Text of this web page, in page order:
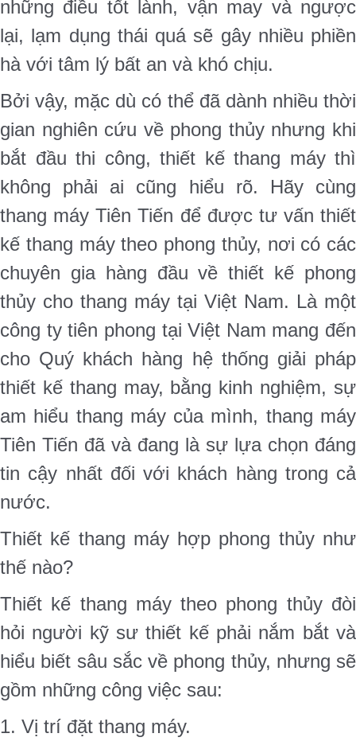
những điều tốt lành, vận may và ngược
lại, lạm dụng thái quá sẽ gây nhiều phiền
hà với tâm lý bất an và khó chịu.
Bởi vậy, mặc dù có thể đã dành nhiều thời
gian nghiên cứu về phong thủy nhưng khi
bắt đầu thi công, thiết kế thang máy thì
không phải ai cũng hiểu rõ. Hãy cùng
thang máy Tiên Tiến để được tư vấn thiết
kế thang máy theo phong thủy, nơi có các
chuyên gia hàng đầu về thiết kế phong
thủy cho thang máy tại Việt Nam. Là một
công ty tiên phong tại Việt Nam mang đến
cho Quý khách hàng hệ thống giải pháp
thiết kế thang may, bằng kinh nghiệm, sự
am hiểu thang máy của mình, thang máy
Tiên Tiến đã và đang là sự lựa chọn đáng
tin cậy nhất đối với khách hàng trong cả
nước.
Thiết kế thang máy hợp phong thủy như
thế nào?
Thiết kế thang máy theo phong thủy đòi
hỏi người kỹ sư thiết kế phải nắm bắt và
hiểu biết sâu sắc về phong thủy, nhưng sẽ
gồm những công việc sau:
1. Vị trí đặt thang máy.